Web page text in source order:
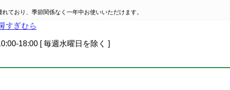
ており、季節関係なく一年中お使いいただけます。
18:00 [ 毎週水曜日を除く ]